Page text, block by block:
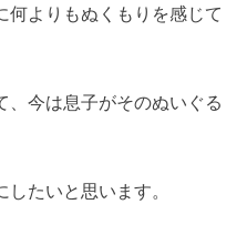
何よりもぬくもりを感じて
、今は息子がそのぬいぐる
たいと思います。